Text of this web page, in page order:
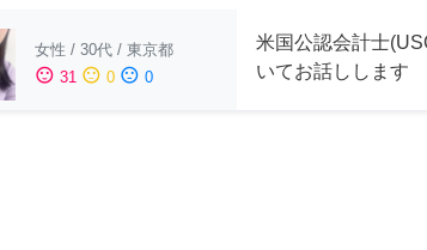
女性 / 30代 / 東京都
sentiment_satisfied 31 sentiment_neutral 0 sentiment_dissatisfied 0
米国公認会計士
いてお話しします